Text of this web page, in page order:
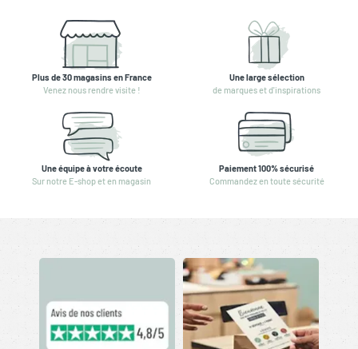
Plus de 30 magasins en France
Venez nous rendre visite !
Une large sélection
de marques et d'inspirations
Une équipe à votre écoute
Sur notre E-shop et en magasin
Paiement 100% sécurisé
Commandez en toute sécurité